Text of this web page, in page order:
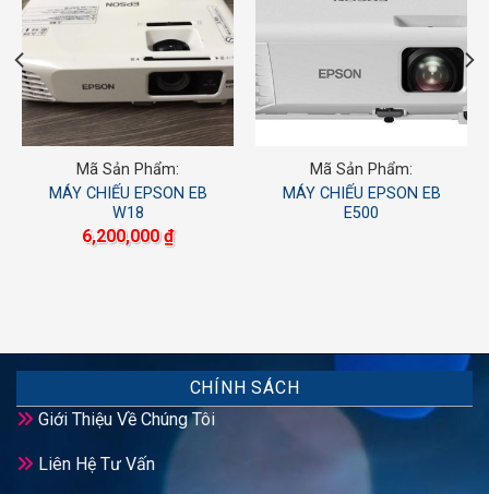
Mã Sản Phẩm:
MÁY CHIẾU EPSON EB
W18
6,200,000₫
Mã Sản Phẩm:
MÁY CHIẾU EPSON EB
E500
CHÍNH SÁCH
Giới Thiệu Về Chúng Tôi
Liên Hệ Tư Vấn